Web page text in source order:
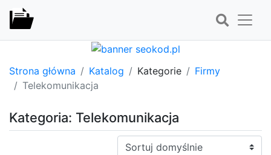
Strona główna Katalog Kategorie
Firmy
Telekomunikacja
Kategoria: Telekomunikacja
Sortuj: